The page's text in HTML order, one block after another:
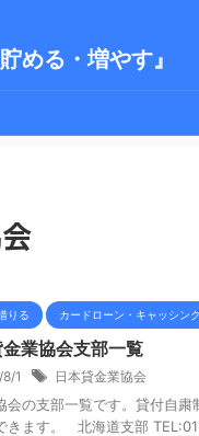
める・増やす』
りる カードローン・キャッシン
金業協会支部一覧
1 日本貸金業協会
会の支部一覧です。貸付自
きます。 北海道支部